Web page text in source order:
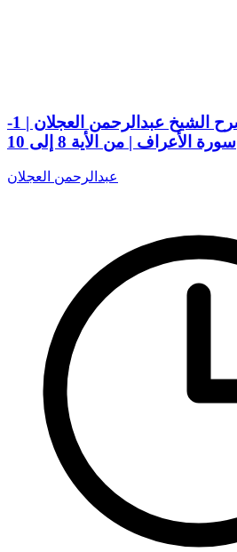
تفسير ابن كثير | شرح الشيخ عبدالرحمن العجلان | 1-
سورة الأعراف | من الأية 8 إلى 10
عبدالرحمن العجلان